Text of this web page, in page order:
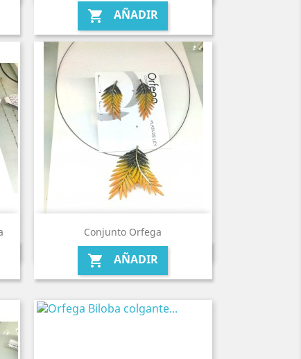
 AÑADIR
Conjunto Orfega
 AÑADIR